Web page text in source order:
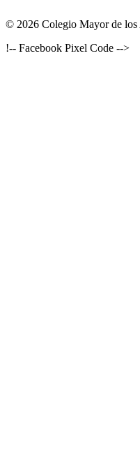
© 2026 Colegio Mayor de los
!-- Facebook Pixel Code -->